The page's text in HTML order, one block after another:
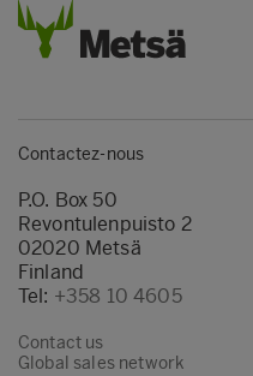
Contactez-nous
P.O. Box 50
Revontulenpuisto 2
02020 Metsä
Finland
Tel: +358 10 4605
Contact us
Global sales network